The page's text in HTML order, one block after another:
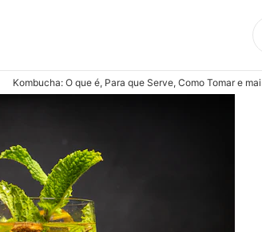
Kombucha: O que é, Para que Serve, Como Tomar e